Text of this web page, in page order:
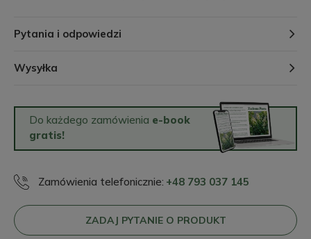
Pytania i odpowiedzi
Wysyłka
Do każdego zamówienia e-book
gratis!
Zamówienia telefonicznie: +48 793 037 145
ZADAJ PYTANIE O PRODUKT